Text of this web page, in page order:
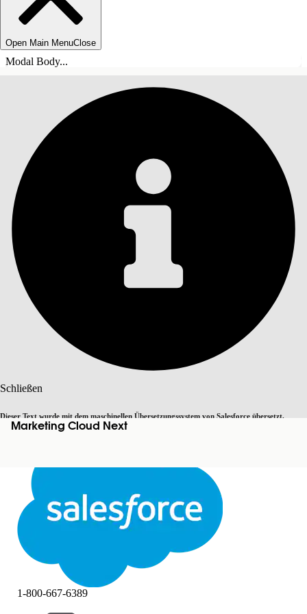
Open Main MenuClose
Modal Body...
Schließen
Dieser Text wurde mit dem maschinellen Übersetzungssystem von Salesforce übersetzt.
Weitere Details finden Siehier Zu Englisch wechseln
Schließen
Marketing Cloud Next
INHALT
1-800-667-6389